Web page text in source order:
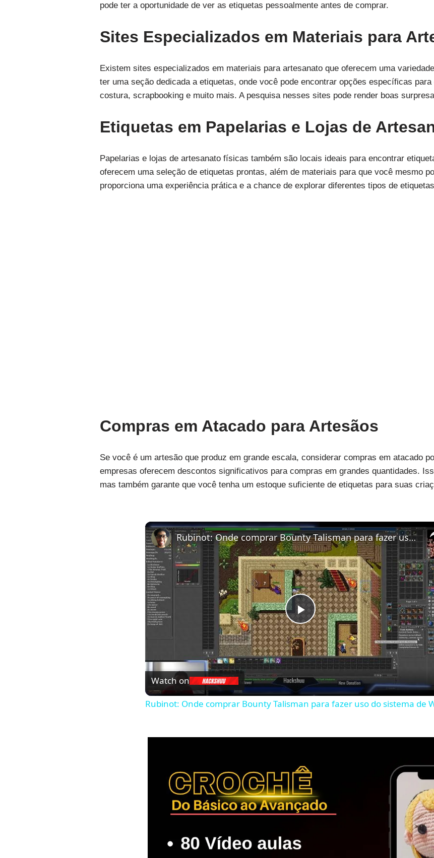
pode ter a oportunidade de ver as etiquetas pessoalmente antes de comprar.
Sites Especializados em Materiais para
Existem sites especializados em materiais para artesanato que oferecem uma
ter uma seção dedicada a etiquetas, onde você pode encontrar opções específicas
costura, scrapbooking e muito mais. A pesquisa nesses sites pode render boas
Etiquetas em Papelarias e Lojas de
Papelarias e lojas de artesanato físicas também são locais ideais para encontrar
oferecem uma seleção de etiquetas prontas, além de materiais para que você mesmo
proporciona uma experiência prática e a chance de explorar diferentes tipos de
Compras em Atacado para Artesãos
Se você é um artesão que produz em grande escala, considerar compras em atacado
empresas oferecem descontos significativos para compras em grandes quantidades.
mas também garante que você tenha um estoque suficiente de etiquetas para suas
Play
Video
Rubinot: Onde comprar Bounty Talisman para fazer uso do sistema de Weekly Tasks
Watch on
Rubinot: Onde comprar Bounty Talisman para fazer uso do sistema de